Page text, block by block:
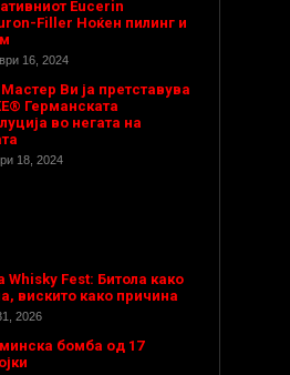
Eucerin
Filler Ноќен пилинг и
16, 2024
Ви ја претставува
Германската
во негата на
18, 2024
Whisky Fest: Битола како
вискито како причина
2026
бомба од 17